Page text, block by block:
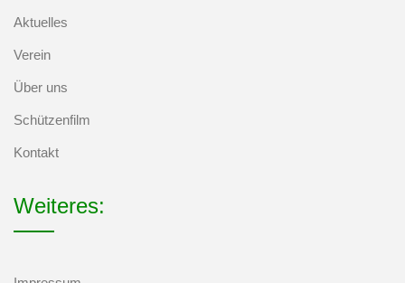
Aktuelles
Verein
Über uns
Schützenfilm
Kontakt
Weiteres: